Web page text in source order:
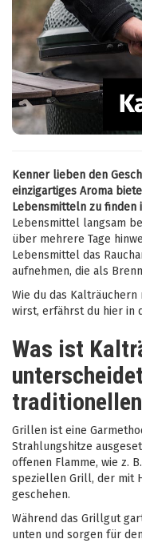
Kenner lieben den
einzigartiges Aroma
Lebensmitteln zu finden
Lebensmittel langsam
über mehrere Tage
Lebensmittel das
aufnehmen, die als
Wie du das
wirst, erfährst du hier in
Was ist
Grillen ist eine
Strahlungshitze
offenen Flamme, wie z.
speziellen Grill, der mit
geschehen.
Während das Grillgut
unten und sorgen für